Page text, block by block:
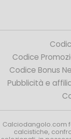
Codice
Codice Bonus
Pubblicità e
Calciodangolo.com
calcistiche,